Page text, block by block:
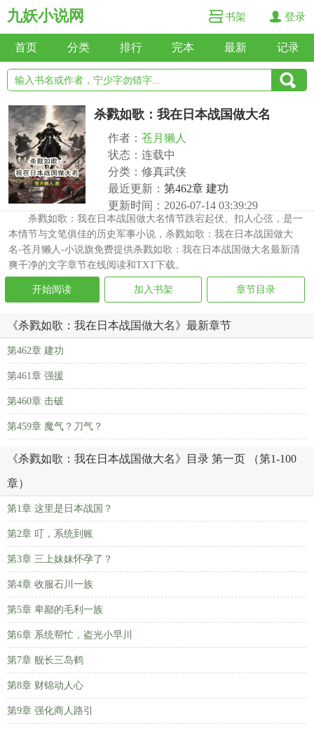
九妖小说网 书架 登录
首页 分类 排行 完本 最新 记录
杀戮如歌：我在日本战国做大名
作者： 苍月獭人
状态：连载中
分类：修真武侠
最近更新： 第462章 建功
更新时间：2026-07-14 03:39:29
杀戮如歌：我在日本战国做大名情节跌宕起伏、扣人心弦，是一
本情节与文笔俱佳的历史军事小说，杀戮如歌：我在日本战国做大
名-苍月獭人-小说旗免费提供杀戮如歌：我在日本战国做大名最新清
爽干净的文字章节在线阅读和TXT下载。
开始阅读 加入书架 章节目录
《杀戮如歌：我在日本战国做大名》最新章节
第462章 建功
第461章 强援
第460章 击破
第459章 魔气？刀气？
《杀戮如歌：我在日本战国做大名》目录 第一页 （第1-100
章）
第1章 这里是日本战国？
第2章 叮，系统到账
第3章 三上妹妹怀孕了？
第4章 收服石川一族
第5章 卑鄙的毛利一族
第6章 系统帮忙，盗光小早川
第7章 舰长三岛鹤
第8章 财锦动人心
第9章 强化商人路引